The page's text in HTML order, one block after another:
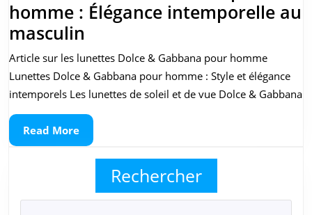
homme : Élégance intemporelle au
masculin
Dolce
&
Gabbana
pour
homme
Élégance
intemporelle
Article sur les lunettes Dolce & Gabbana pour homme
Lunettes Dolce & Gabbana pour homme : Style et élégance
intemporels Les lunettes de soleil et de vue Dolce & Gabbana
Read MoreRead
More
Rechercher